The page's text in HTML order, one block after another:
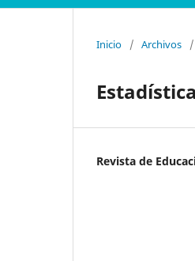
Inicio / Archivos /
Estadística
Revista de